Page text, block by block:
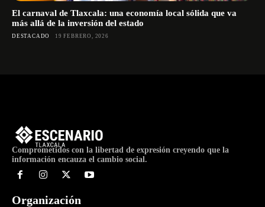
El carnaval de Tlaxcala: una economía local sólida que va
más allá de la inversión del estado
DESTACADO 19 FEBRERO, 2026
Comprometidos con la libertad de expresión creyendo que la
información encauza el cambio social.
Organización